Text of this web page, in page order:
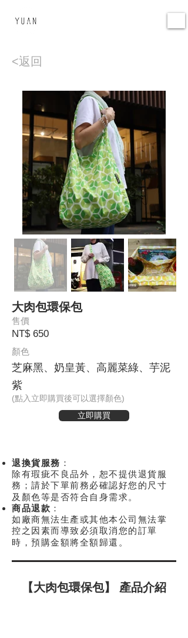
<返回
大肉包環保包
售價
NT$ 650
顏色
芝麻黑、奶皇黃、高麗菜綠、芋泥
紫
(點入立即購買後可以選擇顏色)
立即購買
退換貨服務 ：
除有瑕疵不良品外，恕不提供退貨服
務；請於下單前務必確認好您的尺寸
及顏色等是否符合自身需求。
商品退款 ：
如廠商無法生產或其他本公司無法掌
控之因素而導致必須取消您的訂單
時，預購金額將全額歸還 。
【大肉包環保包】 產品介紹